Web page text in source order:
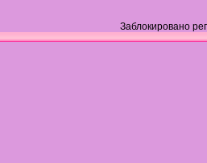
Заблокировано